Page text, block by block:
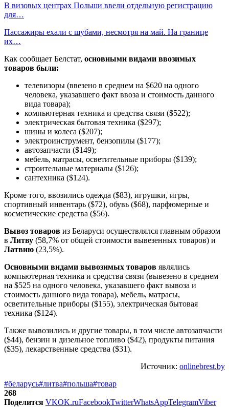
В визовых центрах Польши ввели отдельную регистрацию
для…
Пассажиры ехали с шубами, несмотря на май. На границе
их…
Как сообщает Белстат, основными видами ввозимых
товаров были:
телевизоры (ввезено в среднем на $620 на одного
человека, указавшего факт ввоза и стоимость данного
вида товара);
компьютерная техника и средства связи ($522);
электрическая бытовая техника ($297);
шины и колеса ($207);
электроинструмент, бензопилы ($177);
автозапчасти ($149);
мебель, матрасы, осветительные приборы ($139);
строительные материалы ($126);
сантехника ($124).
Кроме того, ввозились одежда ($83), игрушки, игры,
спортивный инвентарь ($72), обувь ($68), парфюмерные и
косметические средства ($56).
Вывоз товаров из Беларуси осуществлялся главным образом
в Литву (58,7% от общей стоимости вывезенных товаров) и
Латвию (23,5%).
Основными видами вывозимых товаров являлись
компьютерная техника и средства связи (вывезено в среднем
на $525 на одного человека, указавшего факт вывоза и
стоимость данного вида товара), мебель, матрасы,
осветительные приборы ($155), электрическая бытовая
техника ($124).
Также вывозились и другие товары, в том числе автозапчасти
($44), бензин и дизельное топливо ($42), продукты питания
($35), лекарственные средства ($31).
Источник: onlinebrest.by
#беларусь#литва#польша#товар
268
Поделится VKOK.ruFacebookTwitterWhatsAppTelegramViber